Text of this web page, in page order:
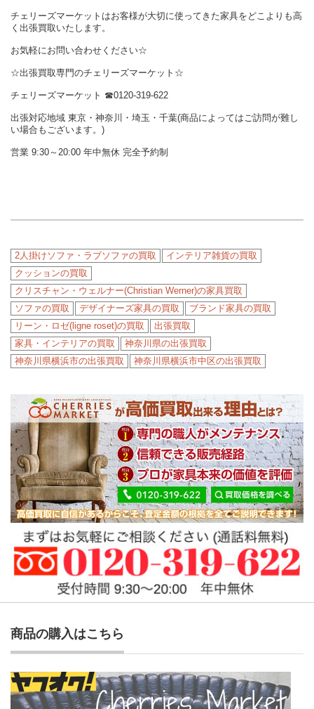
チェリーズマーケットはお客様が大切に使ってきた家具をどこよりも高
く出張買取いたします。
お気軽にお問い合わせください☆
☆出張買取専門のチェリーズマーケット☆
チェリーズマーケット ☎︎0120-319-622
出張対応地域 東京・神奈川・埼玉・千葉(商品によってはご訪問が難し
い場合もございます。)
営業 9:30～20:00 年中無休 完全予約制
2人掛けソファ・ラブソファの買取
インテリア雑貨の買取
クッションの買取
クリスチャン・ウェルナー(Christian Werner)の家具買取
ソファの買取
デザイナーズ家具の買取
ブランド家具の買取
リーン・ロゼ(ligne roset)の買取
出張買取
家具・インテリアの買取
神奈川県の出張買取
神奈川県横浜市の出張買取
神奈川県横浜市中区の出張買取
商品の購入はこちら